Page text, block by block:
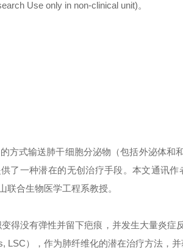
Use only in non-clinical unit)。
方式输送肺干细胞分泌物（包括外泌体和
了一种潜在的无创治疗手段。本文通讯作
合生物医学工程系教授。
得没有弹性并留下疤痕，并发生大量炎症
LSC），作为肺纤维化的潜在治疗方法，